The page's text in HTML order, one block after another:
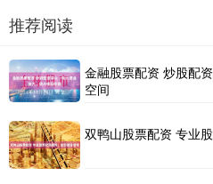
推荐阅读
金融股票配资 炒股配
空间
双鸭山股票配资 专业